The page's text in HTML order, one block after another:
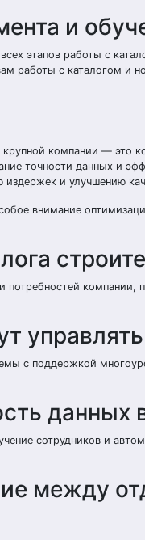
и
этапов работы с
работы с каталогом и
компании — это
точности данных и
и улучшению
внимание
компании,
с поддержкой
данных
сотрудников и
между